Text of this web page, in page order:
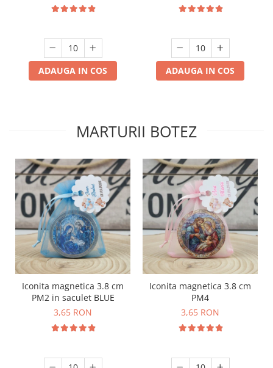
ADAUGA IN COS ADAUGA IN COS
MARTURII BOTEZ
Iconita magnetica 3.8 cm
PM2 in saculet BLUE
3,65 RON
Iconita magnetica 3.8 cm
PM4
3,65 RON